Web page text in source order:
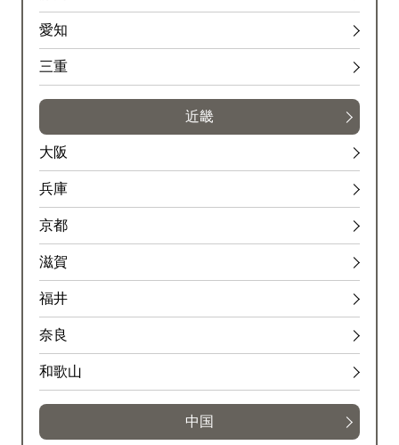
愛知
三重
近畿
大阪
兵庫
京都
滋賀
福井
奈良
和歌山
中国